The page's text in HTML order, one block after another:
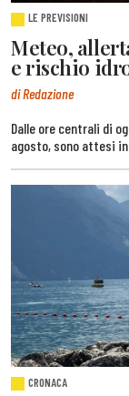
LE PREVISIONI
Meteo,
e rischio
di Redazione
Dalle ore centrali di
agosto, sono attesi
CRONACA